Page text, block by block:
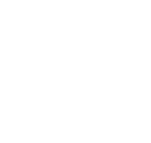
francés
coro se
a Italia,